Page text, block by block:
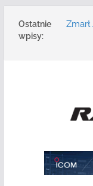
Ostatnie
wpisy: